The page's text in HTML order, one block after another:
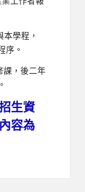
學程，
序。
課，後二年
生資
容為